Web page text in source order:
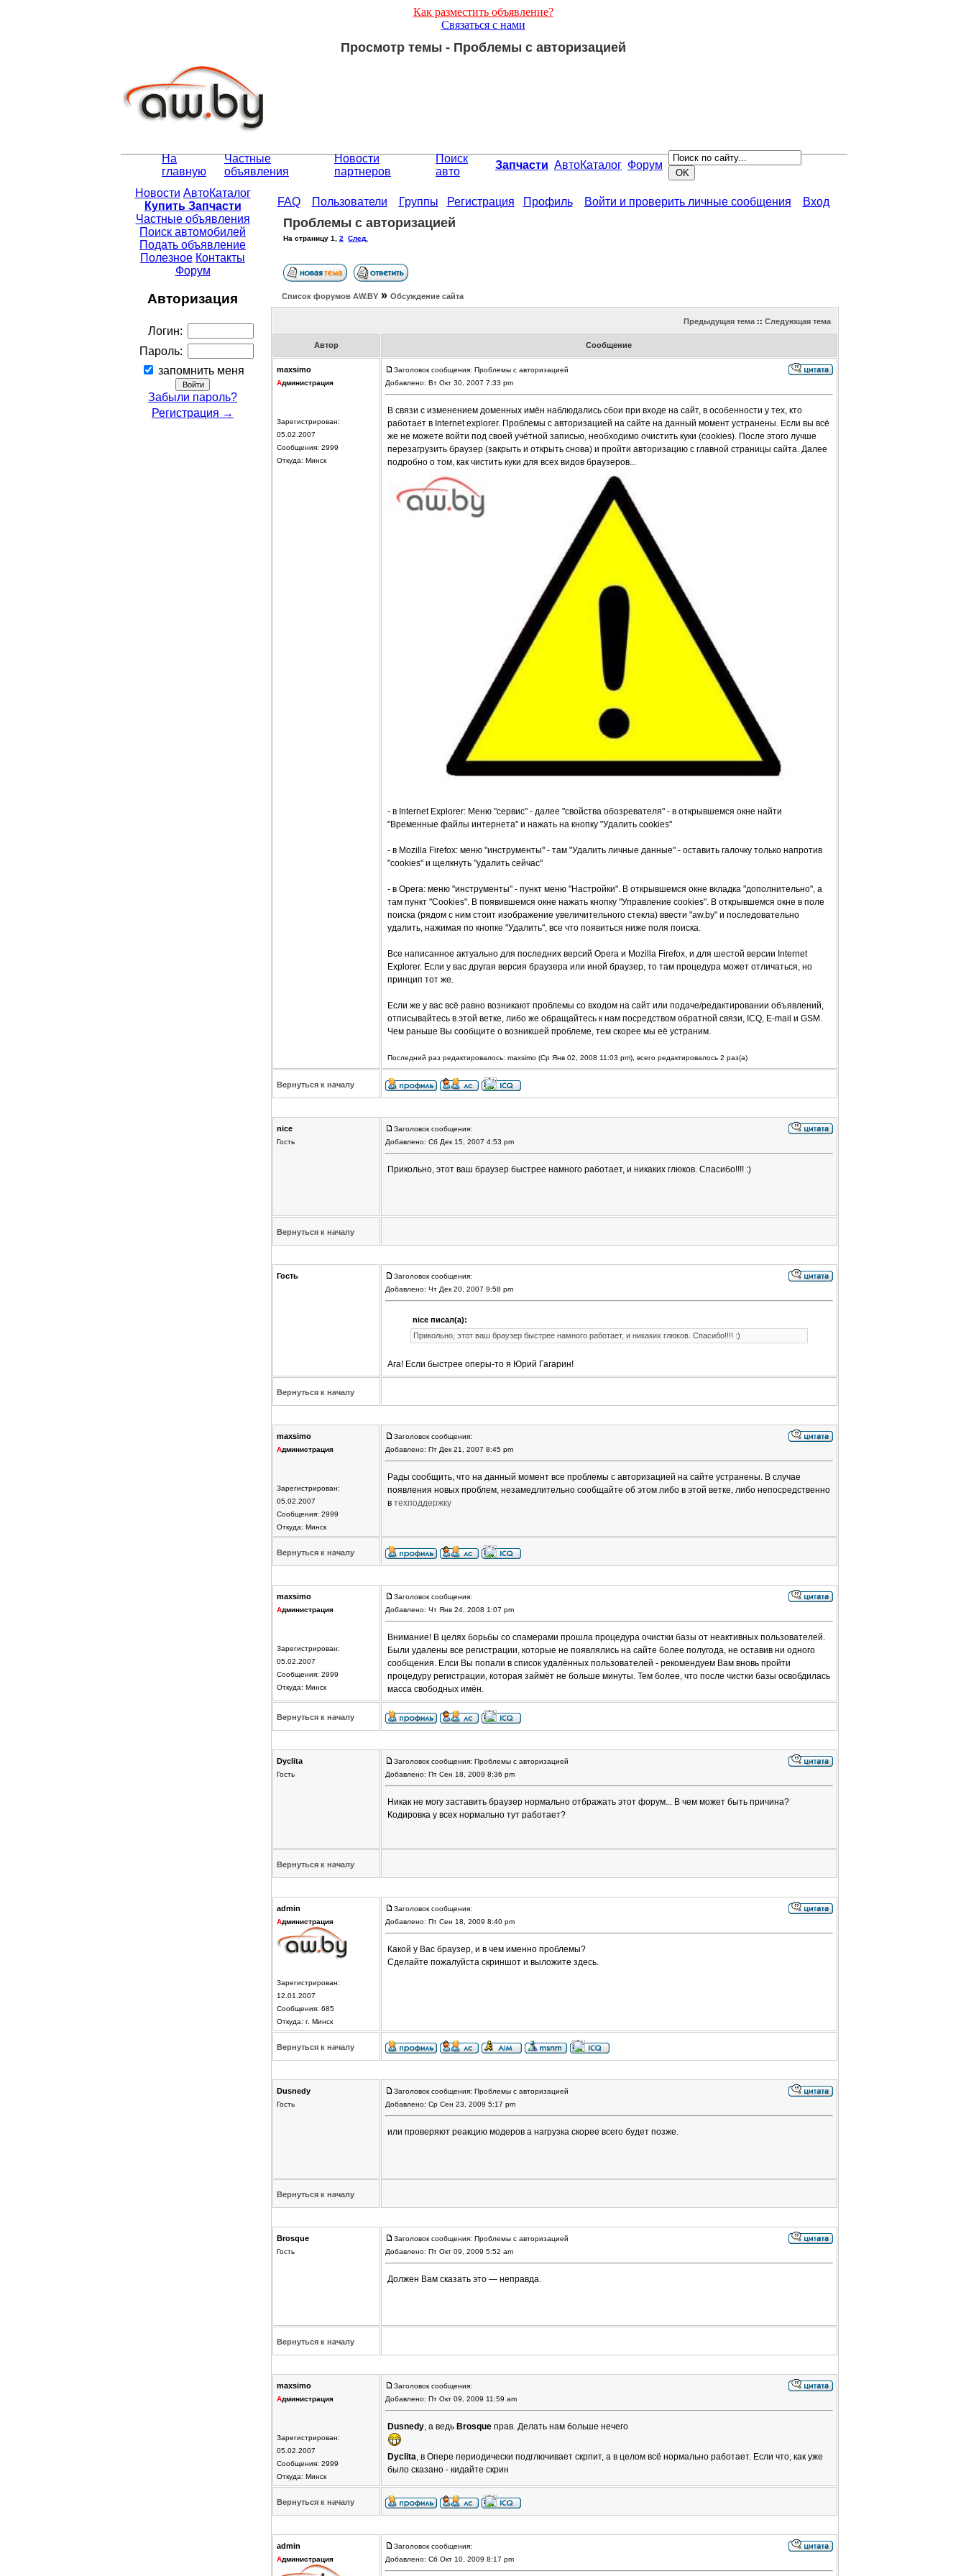
Как разместить объявление?
Связаться с нами
Просмотр темы - Проблемы с авторизацией
На
главную
Частные
объявления
Новости
партнеров
Поиск
авто
Запчасти АвтоКаталог Форум
Новости АвтоКаталог
Купить Запчасти
Частные объявления
Поиск автомобилей
Подать объявление
Полезное Контакты
Форум
Авторизация
Логин:
Пароль:
запомнить меня
Забыли пароль?
Регистрация →
FAQ Пользователи Группы Регистрация Профиль Войти и проверить личные сообщения Вход
Проблемы с авторизацией
На страницу 1 2 След.
Список форумов АW.BY» Обсуждение сайта
Предыдущая тема:: Следующая тема
Автор Сообщение
maxsimo
Администрация
Зарегистрирован:
05.02.2007
Сообщения: 2999
Откуда: Минск
Заголовок сообщения: Проблемы с авторизацией
Добавлено: Вт Окт 30, 2007 7:33 pm
В связи с изменением доменных имён наблюдались сбои при входе на сайт, в особенности у тех, кто
работает в Internet explorer. Проблемы с авторизацией на сайте на данный момент устранены. Если вы всё
же не можете войти под своей учётной записью, необходимо очистить куки (cookies). После этого лучше
перезагрузить браузер (закрыть и открыть снова) и пройти авторизацию с главной страницы сайта. Далее
подробно о том, как чистить куки для всех видов браузеров...
- в Internet Explorer: Меню "сервис" - далее "свойства обозревателя" - в открывшемся окне найти
"Временные файлы интернета" и нажать на кнопку "Удалить cookies"
- в Mozilla Firefox: меню "инструменты" - там "Удалить личные данные" - оставить галочку только напротив
"cookies" и щелкнуть "удалить сейчас"
- в Opera: меню "инструменты" - пункт меню "Настройки". В открывшемся окне вкладка "дополнительно", а
там пункт "Cookies". В появившемся окне нажать кнопку "Управление cookies". В открывшемся окне в поле
поиска (рядом с ним стоит изображение увеличительного стекла) ввести "aw.by" и последовательно
удалить, нажимая по кнопке "Удалить", все что появиться ниже поля поиска.
Все написанное актуально для последних версий Opera и Mozilla Firefox, и для шестой версии Internet
Explorer. Если у вас другая версия браузера или иной браузер, то там процедура может отличаться, но
принцип тот же.
Если же у вас всё равно возникают проблемы со входом на сайт или подаче/редактировании объявлений,
отписывайтесь в этой ветке, либо же обращайтесь к нам посредством обратной связи, ICQ, E-mail и GSM.
Чем раньше Вы сообщите о возникшей проблеме, тем скорее мы её устраним.
Последний раз редактировалось: maxsimo (Ср Янв 02, 2008 11:03 pm), всего редактировалось 2 раз(а)
Вернуться к началу
nice
Гость
Заголовок сообщения:
Добавлено: Сб Дек 15, 2007 4:53 pm
Прикольно, этот ваш браузер быстрее намного работает, и никаких глюков. Спасибо!!!! :)
Вернуться к началу
Гость
Заголовок сообщения:
Добавлено: Чт Дек 20, 2007 9:58 pm
nice писал(а):
Прикольно, этот ваш браузер быстрее намного работает, и никаких глюков. Спасибо!!!! :)
Ага! Если быстрее оперы-то я Юрий Гагарин!
Вернуться к началу
maxsimo
Администрация
Зарегистрирован:
05.02.2007
Сообщения: 2999
Откуда: Минск
Заголовок сообщения:
Добавлено: Пт Дек 21, 2007 8:45 pm
Рады сообщить, что на данный момент все проблемы с авторизацией на сайте устранены. В случае
появления новых проблем, незамедлительно сообщайте об этом либо в этой ветке, либо непосредственно
в техподдержку
Вернуться к началу
maxsimo
Администрация
Зарегистрирован:
05.02.2007
Сообщения: 2999
Откуда: Минск
Заголовок сообщения:
Добавлено: Чт Янв 24, 2008 1:07 pm
Внимание! В целях борьбы со спамерами прошла процедура очистки базы от неактивных пользователей.
Были удалены все регистрации, которые не появлялись на сайте более полугода, не оставив ни одного
сообщения. Елси Вы попали в список удалённых пользователей - рекомендуем Вам вновь пройти
процедуру регистрации, которая займёт не больше минуты. Тем более, что после чистки базы освобдилась
масса свободных имён.
Вернуться к началу
Dyclita
Гость
Заголовок сообщения: Проблемы с авторизацией
Добавлено: Пт Сен 18, 2009 8:36 pm
Никак не могу заставить браузер нормально отбражать этот форум... В чем может быть причина?
Кодировка у всех нормально тут работает?
Вернуться к началу
admin
Администрация
Зарегистрирован:
12.01.2007
Сообщения: 685
Откуда: г. Минск
Заголовок сообщения:
Добавлено: Пт Сен 18, 2009 8:40 pm
Какой у Вас браузер, и в чем именно проблемы?
Сделайте пожалуйста скриншот и выложите здесь.
Вернуться к началу
Dusnedy
Гость
Заголовок сообщения: Проблемы с авторизацией
Добавлено: Ср Сен 23, 2009 5:17 pm
или проверяют реакцию модеров а нагрузка скорее всего будет позже.
Вернуться к началу
Brosque
Гость
Заголовок сообщения: Проблемы с авторизацией
Добавлено: Пт Окт 09, 2009 5:52 am
Должен Вам сказать это — неправда.
Вернуться к началу
maxsimo
Администрация
Зарегистрирован:
05.02.2007
Сообщения: 2999
Откуда: Минск
Заголовок сообщения:
Добавлено: Пт Окт 09, 2009 11:59 am
Dusnedy, а ведь Brosqueправ. Делать нам больше нечего
Dyclita, в Опере периодически подглючивает скрпит, а в целом всё нормально работает. Если что, как уже
было сказано - кидайте скрин
Вернуться к началу
admin
Администрация
Заголовок сообщения:
Добавлено: Сб Окт 10, 2009 8:17 pm